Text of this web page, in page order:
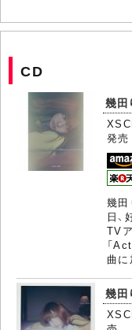
CD
幾
発売
幾田
日、
TV
「
曲に
幾